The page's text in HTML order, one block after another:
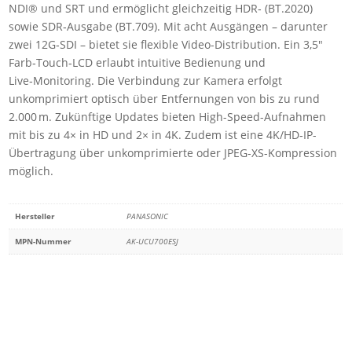
NDI® und SRT und ermöglicht gleichzeitig HDR‑ (BT.2020)
sowie SDR‑Ausgabe (BT.709). Mit acht Ausgängen – darunter
zwei 12G‑SDI – bietet sie flexible Video-Distribution. Ein 3,5″
Farb‑Touch‑LCD erlaubt intuitive Bedienung und
Live‑Monitoring. Die Verbindung zur Kamera erfolgt
unkomprimiert optisch über Entfernungen von bis zu rund
2.000 m. Zukünftige Updates bieten High-Speed-Aufnahmen
mit bis zu 4× in HD und 2× in 4K. Zudem ist eine 4K/HD‑IP-
Übertragung über unkomprimierte oder JPEG-XS-Kompression
möglich.
Hersteller PANASONIC
MPN-Nummer AK-UCU700ESJ